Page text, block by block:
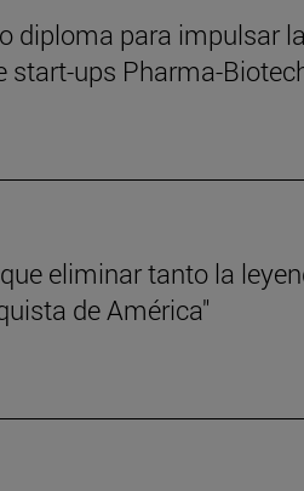
diploma para impulsar la
start-ups Pharma-
eliminar tanto la
de América"